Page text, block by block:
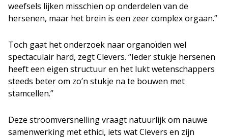
weefsels lijken misschien op onderdelen van de
hersenen, maar het brein is een zeer complex orgaan.”
Toch gaat het onderzoek naar organoïden wel
spectaculair hard, zegt Clevers. “Ieder stukje hersenen
heeft een eigen structuur en het lukt wetenschappers
steeds beter om zo’n stukje na te bouwen met
stamcellen.”
Deze stroomversnelling vraagt natuurlijk om nauwe
samenwerking met ethici, iets wat Clevers en zijn